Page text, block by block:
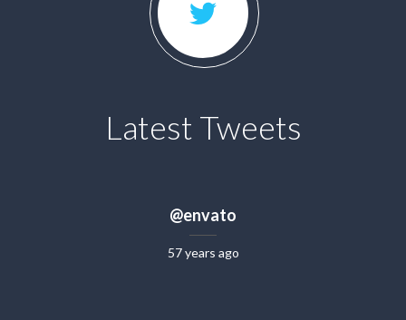
Latest Tweets
@envato
57 years ago